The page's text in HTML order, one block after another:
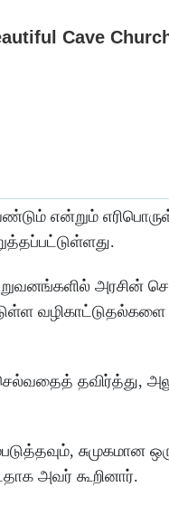
என்றும்
அரசின்
வழிகாட்டுதல்களை
செல்வதைத் தவிர்த்து,
சுமுகமான
அவர் கூறினார்.